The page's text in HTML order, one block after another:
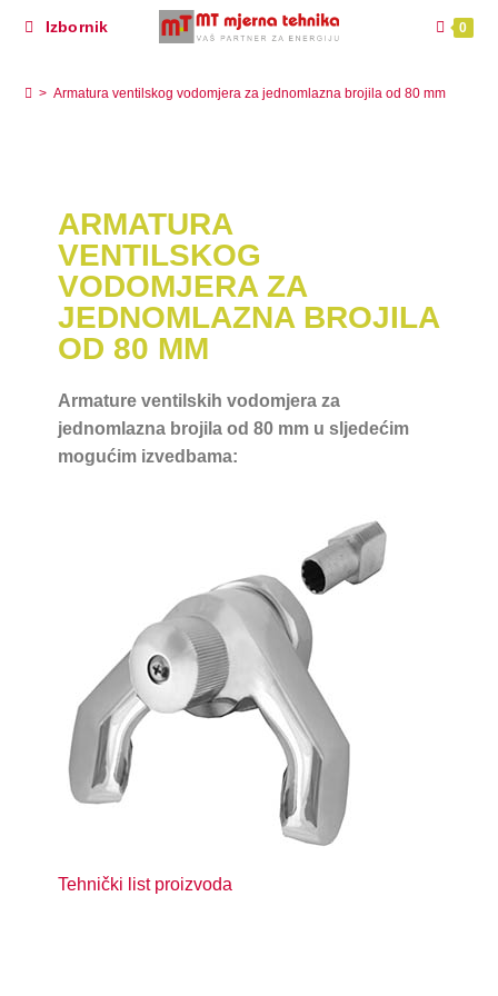
Izbornik 0
> Armatura ventilskog vodomjera za jednomlazna brojila od 80 mm
ARMATURA
VENTILSKOG
VODOMJERA ZA
JEDNOMLAZNA BROJILA
OD 80 MM
Armature ventilskih vodomjera za
jednomlazna brojila od 80 mm u sljedećim
mogućim izvedbama:
Tehnički list proizvoda